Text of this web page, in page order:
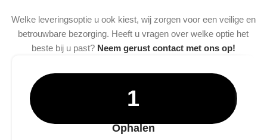
Welke leveringsoptie u ook kiest, wij zorgen voor een veilige en
betrouwbare bezorging. Heeft u vragen over welke optie het
beste bij u past? Neem gerust contact met ons op!
1
Ophalen